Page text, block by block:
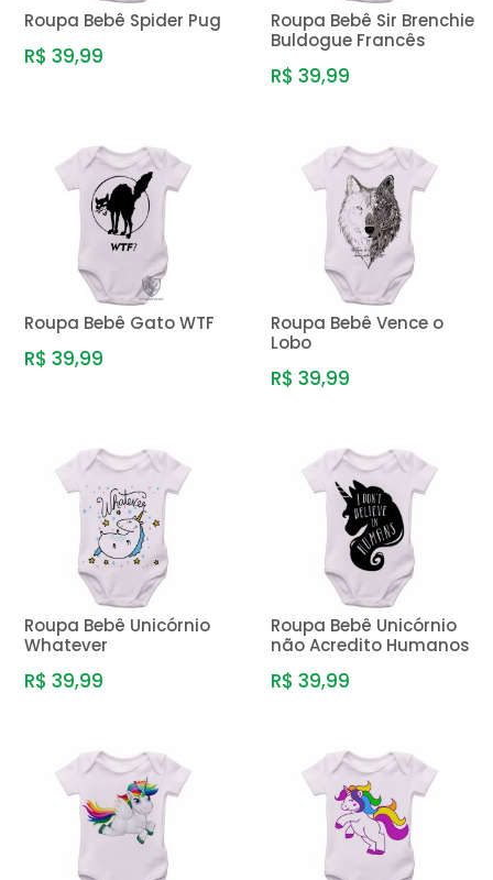
Roupa Bebê Spider Pug
R$ 39,99
Roupa Bebê Sir Brenchie
Buldogue Francês
R$ 39,99
Roupa Bebê Gato WTF
R$ 39,99
Roupa Bebê Vence o
Lobo
R$ 39,99
Roupa Bebê Unicórnio
Whatever
R$ 39,99
Roupa Bebê Unicórnio
não Acredito Humanos
R$ 39,99